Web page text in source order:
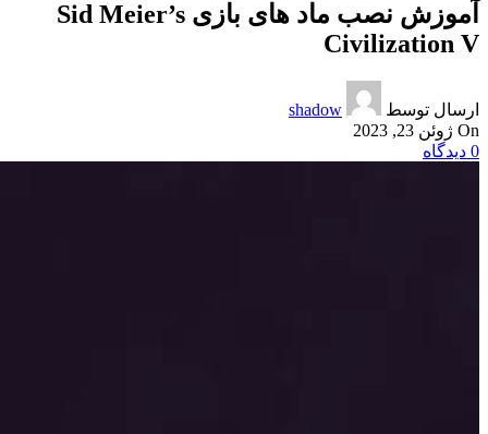
آموزش نصب ماد های بازی Sid Meier’s
Civilization V
ارسال توسط
shadow
On ژوئن 23, 2023
0 دیدگاه